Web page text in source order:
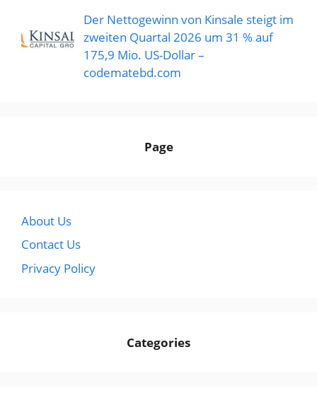
Der Nettogewinn von Kinsale steigt im
zweiten Quartal 2026 um 31 % auf
175,9 Mio. US-Dollar –
codematebd.com
Page
About Us
Contact Us
Privacy Policy
Categories